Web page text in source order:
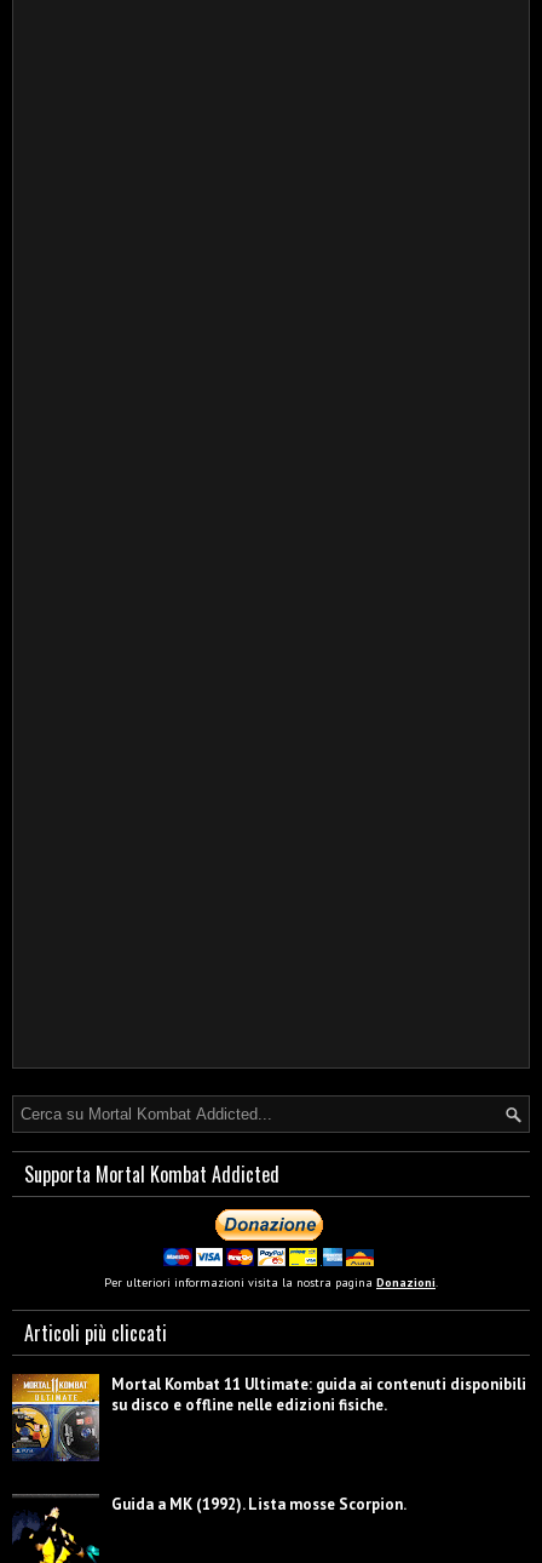
Supporta Mortal Kombat Addicted
Per ulteriori informazioni visita la nostra pagina Donazioni
Articoli più cliccati
Mortal Kombat 11 Ultimate: guida ai contenuti disponibili
su disco e offline nelle edizioni fisiche.
Guida a MK (1992). Lista mosse Scorpion.